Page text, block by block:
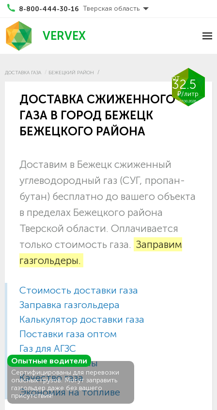
8-800-444-30-16 Тверская область
VERVEX
ДОСТАВКА ГАЗА БЕЖЕЦКИЙ РАЙОН
от
32.5
₽/литр
07.08.2026
ДОСТАВКА СЖИЖЕННОГО
ГАЗА В ГОРОД БЕЖЕЦК
БЕЖЕЦКОГО РАЙОНА
Доставим в Бежецк сжиженный
углеводородный газ (СУГ, пропан-
бутан) бесплатно до вашего объекта
в пределах Бежецкого района
Тверской области. Оплачивается
только стоимость газа. Заправим
газгольдеры.
Стоимость доставки газа
Заправка газгольдера
Калькулятор доставки газа
Поставки газа оптом
Газ для АГЗС
Газовые баллоны
Качество газа
Экономия на топливе
Опытные водители
Сертифицированы для перевозки
опасных грузов. Могут заправить
газгольдер даже без вашего
присутствия!